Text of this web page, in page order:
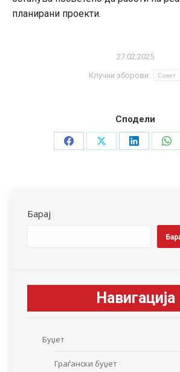
планирани проекти.
27.02.2025
Клучни зборови: Совет
Сподели
Share
Share
Share
Барај
Навигација
Буџет
Граѓански буџет